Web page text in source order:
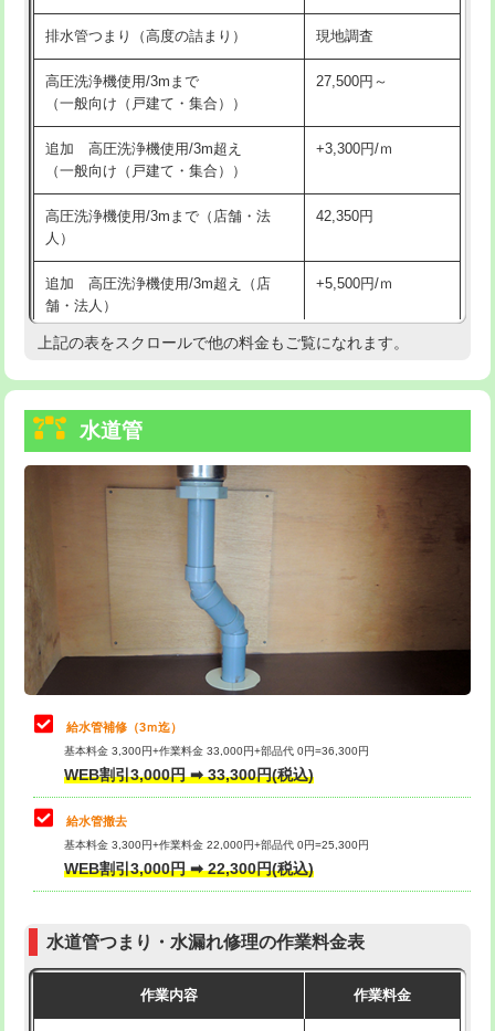
給水管工事※（ホール加工) 16,500円
給水管工事※（バンド止め) 3,300円
給水管工事※（支持金具設置)
給水管工事※（保温材使用（バンド止
め込み）)
5,500円
給水管工事※（土の掘削・埋め戻し作
業)
11,000円
給水管工事※（塩ビ管（VP・HI）使
用/3ｍまで)
33,000円
給水管工事※（塩ビ管（VP・HI）使
+8,800円
給水管工事※（ライニング鋼管・銅
管・ポリ管・HT管使用/3ｍまで)
給水管工事※（ライニング鋼管・銅
管・ポリ管・HT管使用/3ｍ超え)
排水管工事（土の掘削・埋め戻し作
11,000円~
排水管工事（排水管工事/3ｍまで） 55,000円
排水管工事（追加 排水管工事/3ｍ超
マス交換（土の掘削・埋め戻し作業）
マス交換（深さ50㎝未満）
マス交換（深さ50㎝以上）
コンクリート斫り（厚さ10㎝まで）
モルタル補修（厚さ10㎝超え） 38,500円
排水管つまり（高度の詰まり） 現地調査
高圧洗浄機使用/3mまで
（一般向け（戸建て・集合））
27,500円～
追加 高圧洗浄機使用/3m超え
（一般向け（戸建て・集合））
+3,300円/ｍ
高圧洗浄機使用/3mまで（店舗・法
人）
42,350円
追加 高圧洗浄機使用/3m超え（店
舗・法人）
+5,500円/ｍ
高度高圧洗浄換 現地調査
トーラー機使用/3mまで
追加トーラー機使用/3m超え
33,000円
8,800円
止水・漏水調査・防水処理・清掃・修
理・調整・分解・加工など（軽作業）
11,000円
止水・漏水調査・防水処理・清掃・修
理・調整・分解・加工など（中作業）
止水・漏水調査・防水処理・清掃・修
理・調整・分解・加工など（重作業）
33,000円
その他部品の脱着
交換・取付（タンク）
式）)
式・ワンホール）)
上記の表をスクロールで他の料金もご覧になれます。
水道管
給水管補修（3ｍ迄）
基本料金 3,300円+作業料金 33,000円+部品代 0円=36,300円
WEB割引3,000円 ➡ 33,300円(税込)
給水管撤去
基本料金 3,300円+作業料金 22,000円+部品代 0円=25,300円
WEB割引3,000円 ➡ 22,300円(税込)
水道管つまり・水漏れ修理の作業料金表
作業内容 作業料金